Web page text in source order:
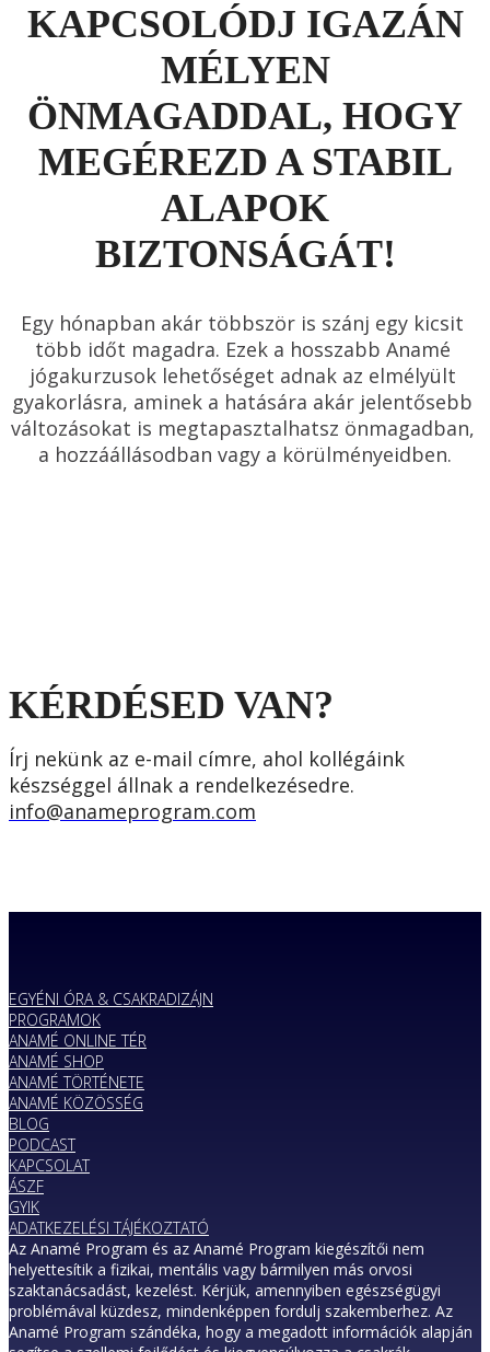
KAPCSOLÓDJ IGAZÁN
MÉLYEN
ÖNMAGADDAL, HOGY
MEGÉREZD A STABIL
ALAPOK
BIZTONSÁGÁT!
Egy hónapban akár többször is szánj egy kicsit
több időt magadra. Ezek a hosszabb Anamé
jógakurzusok lehetőséget adnak az elmélyült
gyakorlásra, aminek a hatására akár jelentősebb
változásokat is megtapasztalhatsz önmagadban,
a hozzáállásodban vagy a körülményeidben.
KÉRDÉSED VAN?
Írj nekünk az e-mail címre, ahol kollégáink
készséggel állnak a rendelkezésedre.
info@anameprogram.com
EGYÉNI ÓRA & CSAKRADIZÁJN
PROGRAMOK
ANAMÉ ONLINE TÉR
ANAMÉ SHOP
ANAMÉ TÖRTÉNETE
ANAMÉ KÖZÖSSÉG
BLOG
PODCAST
KAPCSOLAT
ÁSZF
GYIK
ADATKEZELÉSI TÁJÉKOZTATÓ
Az Anamé Program és az Anamé Program kiegészítői nem
helyettesítik a fizikai, mentális vagy bármilyen más orvosi
szaktanácsadást, kezelést. Kérjük, amennyiben egészségügyi
problémával küzdesz, mindenképpen fordulj szakemberhez. Az
Anamé Program szándéka, hogy a megadott információk alapján